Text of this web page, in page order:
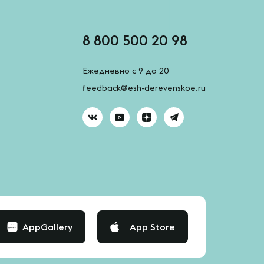
8 800 500 20 98
Ежедневно с 9 до 20
feedback@esh-derevenskoe.ru
AppGallery App Store